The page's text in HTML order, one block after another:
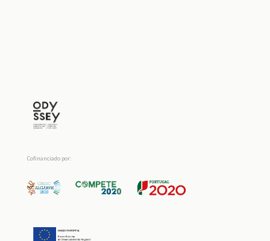
Cofinanciado por: